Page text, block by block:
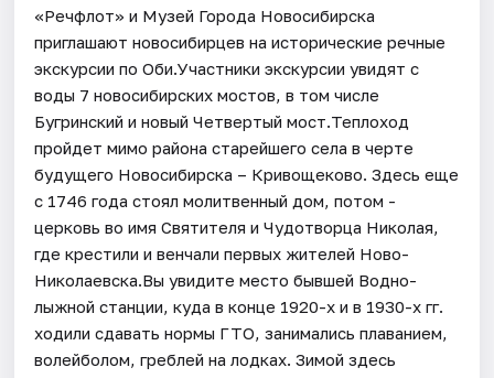
«Речфлот» и Музей Города Новосибирска
приглашают новосибирцев на исторические речные
экскурсии по Оби.Участники экскурсии увидят с
воды 7 новосибирских мостов, в том числе
Бугринский и новый Четвертый мост.Теплоход
пройдет мимо района старейшего села в черте
будущего Новосибирска – Кривощеково. Здесь еще
с 1746 года стоял молитвенный дом, потом -
церковь во имя Святителя и Чудотворца Николая,
где крестили и венчали первых жителей Ново-
Николаевска.Вы увидите место бывшей Водно-
лыжной станции, куда в конце 1920-х и в 1930-х гг.
ходили сдавать нормы ГТО, занимались плаванием,
волейболом, греблей на лодках. Зимой здесь